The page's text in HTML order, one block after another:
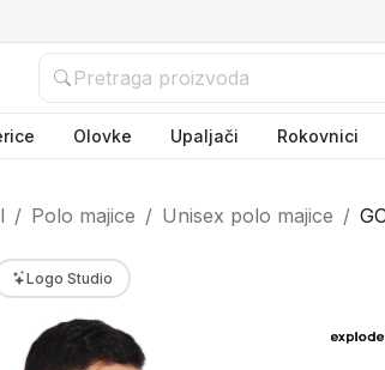
Olovke Upaljači Rokovnici
Polo majice Unisex polo majice
Logo Studio